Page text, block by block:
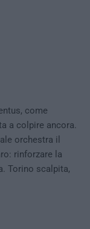
come
a colpire ancora.
orchestra il
rinforzare la
Torino scalpita,